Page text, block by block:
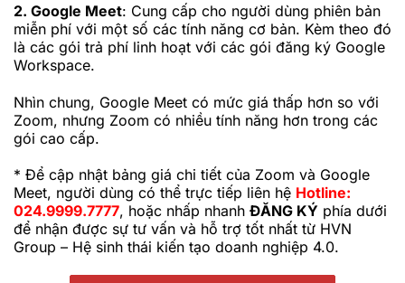
2. Google Meet: Cung cấp cho người dùng phiên bản
miễn phí với một số các tính năng cơ bản. Kèm theo đó
là các gói trả phí linh hoạt với các gói đăng ký Google
Workspace.
Nhìn chung, Google Meet có mức giá thấp hơn so với
Zoom, nhưng Zoom có nhiều tính năng hơn trong các
gói cao cấp.
* Để cập nhật bảng giá chi tiết của Zoom và Google
Meet, người dùng có thể trực tiếp liên hệ Hotline:
024.9999.7777, hoặc nhấp nhanh ĐĂNG KÝ phía dưới
để nhận được sự tư vấn và hỗ trợ tốt nhất từ HVN
Group – Hệ sinh thái kiến tạo doanh nghiệp 4.0.